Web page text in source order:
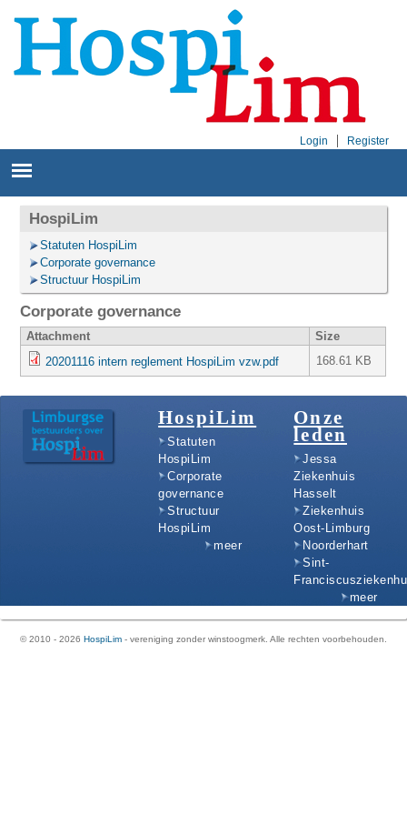
Login Register
HospiLim
Statuten HospiLim
Corporate governance
Structuur HospiLim
Corporate governance
Attachment
Size
20201116 intern reglement HospiLim vzw.pdf
168.61 KB
HospiLim
Statuten
HospiLim
Corporate
governance
Structuur
HospiLim
meer
Onze
leden
Jessa
Ziekenhuis
Hasselt
Ziekenhuis
Oost-Limburg
Noorderhart
Sint-
meer
© 2010 - 2026 HospiLim - vereniging zonder winstoogmerk. Alle rechten voorbehouden.